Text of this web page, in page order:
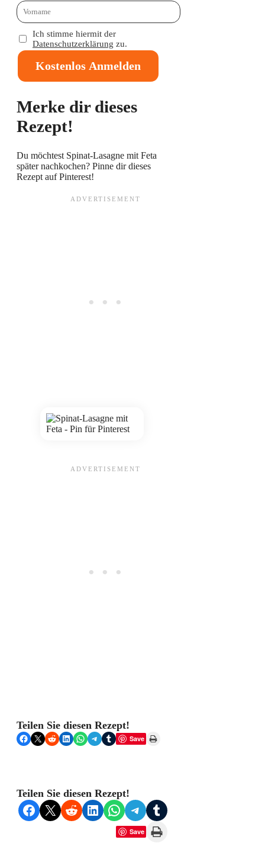
Ich stimme hiermit der
Datenschutzerklärung zu.
Kostenlos Anmelden
Merke dir dieses
Rezept!
Du möchtest Spinat-Lasagne mit Feta
später nachkochen? Pinne dir dieses
Rezept auf Pinterest!
Teilen Sie diesen Rezept!
Share on Facebook
Share on X Share on RedditShare on LinkedIn
Share on WhatsApp
Share on Telegram
Share on TumblrSave Print this Page
Teilen Sie diesen Rezept!
Share on Facebook
Share on X Share on RedditShare on LinkedIn
Share on WhatsApp
Share on Telegram
Share on Tumblr
Save Print this Page